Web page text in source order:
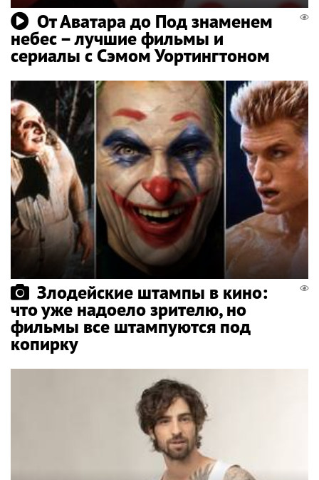
От Аватара до Под знаменем
небес – лучшие фильмы и
сериалы с Сэмом Уортингтоном
Злодейские штампы в кино:
что уже надоело зрителю, но
фильмы все штампуются под
копирку